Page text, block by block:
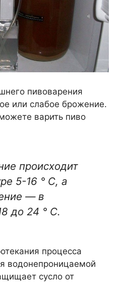
пивоварения
или слабое брожение.
варить пиво
происходит
5-16 ° C, а
— в
до 24 ° C.
процесса
водонепроницаемой
сусло от